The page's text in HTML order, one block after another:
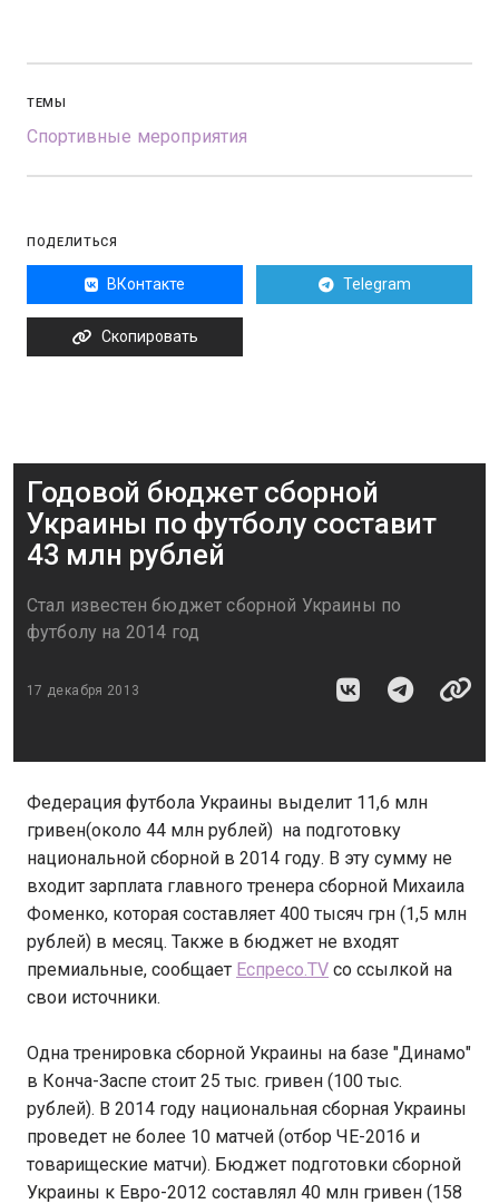
ТЕМЫ
Спортивные мероприятия
ПОДЕЛИТЬСЯ
ВКонтакте Telegram
Скопировать
Годовой бюджет сборной
Украины по футболу составит
43 млн рублей
Стал известен бюджет сборной Украины по
футболу на 2014 год
17 декабря 2013
Федерация футбола Украины выделит 11,6 млн
гривен(около 44 млн рублей) на подготовку
национальной сборной в 2014 году. В эту сумму не
входит зарплата главного тренера сборной Михаила
Фоменко, которая составляет 400 тысяч грн (1,5 млн
рублей) в месяц. Также в бюджет не входят
премиальные, сообщает Еспресо.TV со ссылкой на
свои источники.
Одна тренировка сборной Украины на базе "Динамо"
в Конча-Заспе стоит 25 тыс. гривен (100 тыс.
рублей). В 2014 году национальная сборная Украины
проведет не более 10 матчей (отбор ЧЕ-2016 и
товарищеские матчи). Бюджет подготовки сборной
Украины к Евро-2012 составлял 40 млн гривен (158